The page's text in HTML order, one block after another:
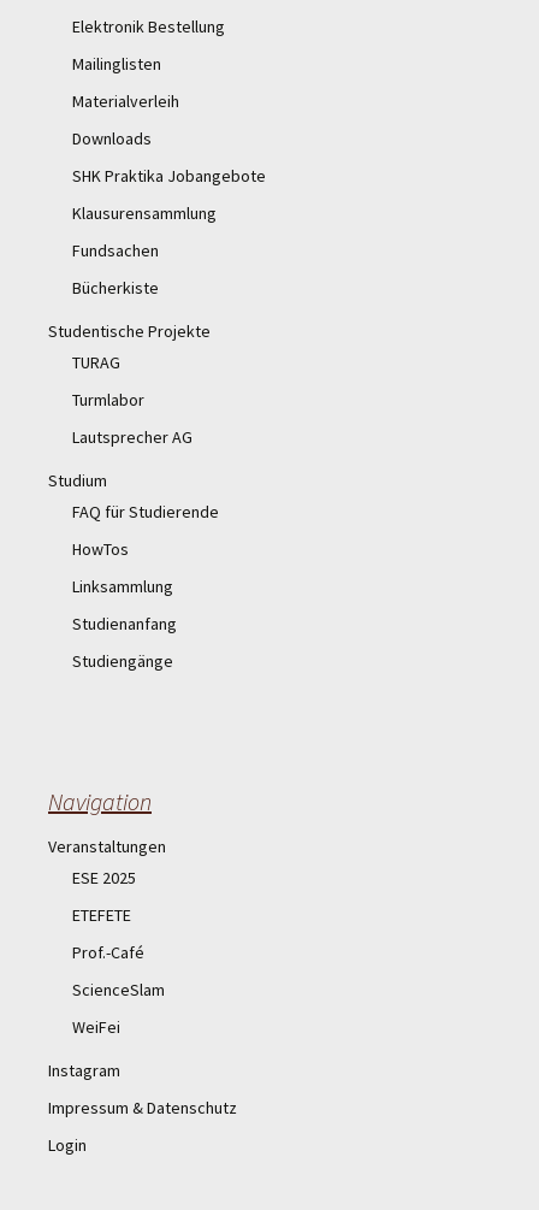
Elektronik Bestellung
Mailinglisten
Materialverleih
Downloads
SHK Praktika Jobangebote
Klausurensammlung
Fundsachen
Bücherkiste
Studentische Projekte
TURAG
Turmlabor
Lautsprecher AG
Studium
FAQ für Studierende
HowTos
Linksammlung
Studienanfang
Studiengänge
Navigation
Veranstaltungen
ESE 2025
ETEFETE
Prof.-Café
ScienceSlam
WeiFei
Instagram
Impressum & Datenschutz
Login